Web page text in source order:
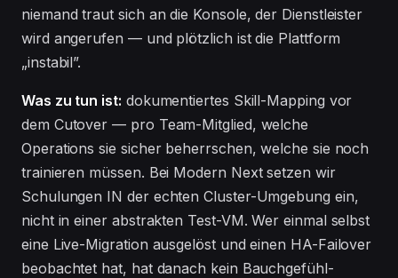
niemand traut sich an die Konsole, der Dienstleister
wird angerufen — und plötzlich ist die Plattform
„instabil”.
Was zu tun ist: dokumentiertes Skill-Mapping vor
dem Cutover — pro Team-Mitglied, welche
Operations sie sicher beherrschen, welche sie noch
trainieren müssen. Bei Modern Next setzen wir
Schulungen IN der echten Cluster-Umgebung ein,
nicht in einer abstrakten Test-VM. Wer einmal selbst
eine Live-Migration ausgelöst und einen HA-Failover
beobachtet hat, hat danach kein Bauchgefühl-